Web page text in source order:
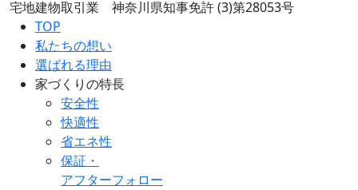
宅地建物取引業 神奈川県知事免許 (3)第28053号
TOP
私たちの想い
選ばれる理由
家づくりの特長
安全性
快適性
省エネ性
保証・
アフターフォロー